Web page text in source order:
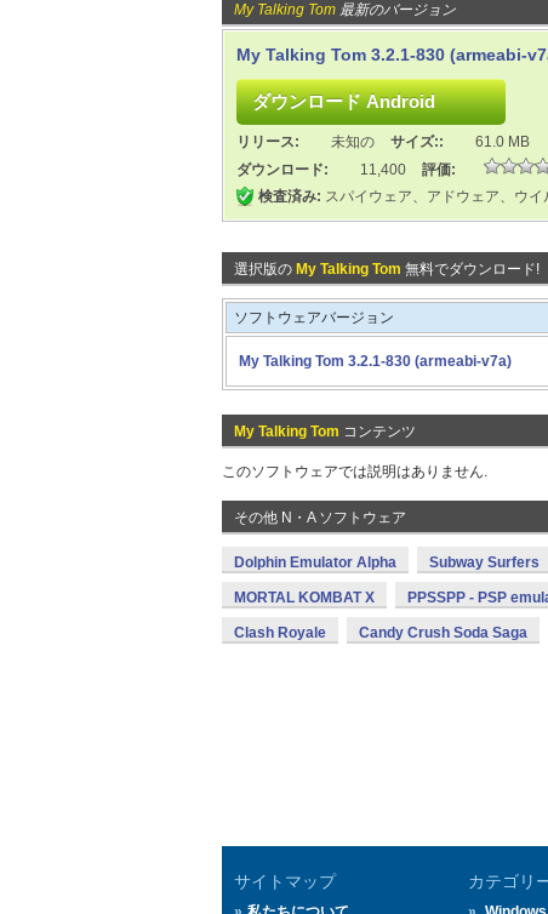
My Talking Tom 最新のバージョン
My Talking Tom 3.2.1-830 (armeabi-
リリース: 未知の サイズ::
61.0 MB
ダウンロード:
11,400
評価:
検査済み: スパイウェア、アドウェア、ウイ
選択版の My Talking Tom 無料でダウンロード!
ソフトウェアバージョン
My Talking Tom 3.2.1-830 (armeabi-v7a)
My Talking Tom コンテンツ
このソフトウェアでは説明はありません.
その他 N・A ソフトウェア
Dolphin Emulator Alpha Subway Surfers
MORTAL KOMBAT X PPSSPP - PSP
Clash Royale Candy Crush Soda Saga
サイトマップ カテゴリ